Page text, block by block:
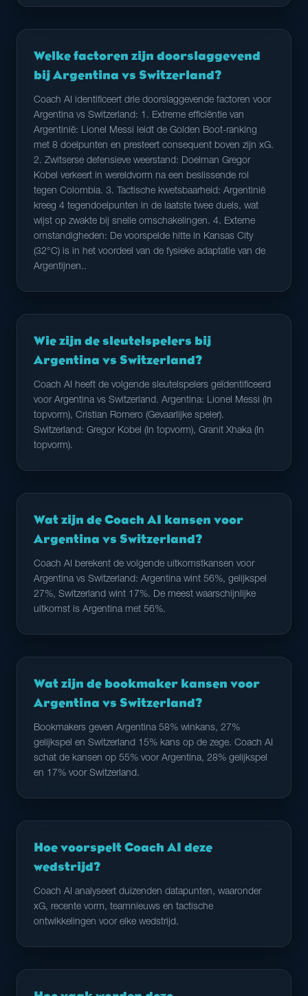
Welke factoren zijn doorslaggevend
bij Argentina vs Switzerland?
Coach AI identificeert drie doorslaggevende factoren voor
Argentina vs Switzerland: 1. Extreme efficiëntie van
Argentinië: Lionel Messi leidt de Golden Boot-ranking
met 8 doelpunten en presteert consequent boven zijn xG.
2. Zwitserse defensieve weerstand: Doelman Gregor
Kobel verkeert in wereldvorm na een beslissende rol
tegen Colombia. 3. Tactische kwetsbaarheid: Argentinië
kreeg 4 tegendoelpunten in de laatste twee duels, wat
wijst op zwakte bij snelle omschakelingen. 4. Externe
omstandigheden: De voorspelde hitte in Kansas City
(32°C) is in het voordeel van de fysieke adaptatie van de
Argentijnen..
Wie zijn de sleutelspelers bij
Argentina vs Switzerland?
Coach AI heeft de volgende sleutelspelers geïdentificeerd
voor Argentina vs Switzerland. Argentina: Lionel Messi (In
topvorm), Cristian Romero (Gevaarlijke speler).
Switzerland: Gregor Kobel (In topvorm), Granit Xhaka (In
topvorm).
Wat zijn de Coach AI kansen voor
Argentina vs Switzerland?
Coach AI berekent de volgende uitkomstkansen voor
Argentina vs Switzerland: Argentina wint 56%, gelijkspel
27%, Switzerland wint 17%. De meest waarschijnlijke
uitkomst is Argentina met 56%.
Wat zijn de bookmaker kansen voor
Argentina vs Switzerland?
Bookmakers geven Argentina 58% winkans, 27%
gelijkspel en Switzerland 15% kans op de zege. Coach AI
schat de kansen op 55% voor Argentina, 28% gelijkspel
en 17% voor Switzerland.
Hoe voorspelt Coach AI deze
wedstrijd?
Coach AI analyseert duizenden datapunten, waaronder
xG, recente vorm, teamnieuws en tactische
ontwikkelingen voor elke wedstrijd.